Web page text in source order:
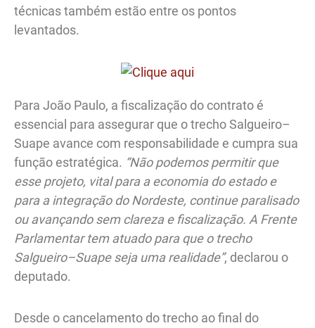
técnicas também estão entre os pontos
levantados.
Para João Paulo, a fiscalização do contrato é
essencial para assegurar que o trecho Salgueiro–
Suape avance com responsabilidade e cumpra sua
função estratégica. “Não podemos permitir que
esse projeto, vital para a economia do estado e
para a integração do Nordeste, continue paralisado
ou avançando sem clareza e fiscalização. A Frente
Parlamentar tem atuado para que o trecho
Salgueiro–Suape seja uma realidade”, declarou o
deputado.
Desde o cancelamento do trecho ao final do